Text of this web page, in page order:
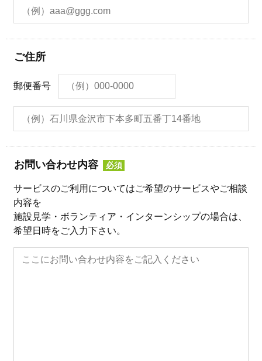
ご住所
郵便番号
お問い合わせ内容 必須
サービスのご利用についてはご希望のサービスやご相談
内容を
施設見学・ボランティア・インターンシップの場合は、
希望日時をご入力下さい。